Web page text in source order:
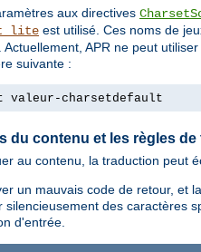
aux directives
est utilisé. Ces noms de
APR ne peut
suivante :
valeur-charsetdefault
du contenu et les règles
au contenu, la traduction peut
un mauvais code de retour, et
des caractères
d'entrée.